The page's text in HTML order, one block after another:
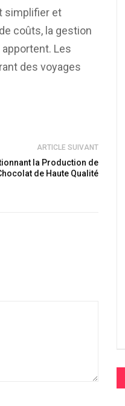
simplifier et
coûts, la gestion
Les
des voyages
ARTICLE SUIVANT
la Production de
de Haute Qualité